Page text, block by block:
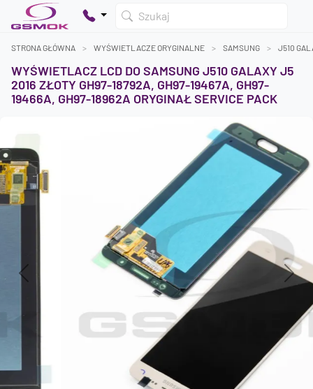
Szukaj
Twój koszyk jest pusty
0 zł
0 zł
STRONA GŁÓWNA WYŚWIETLACZE ORYGINALNE SAMSUNG J510
WYŚWIETLACZ LCD DO SAMSUNG J510 GALAXY J5
2016 ZŁOTY GH97-18792A, GH97-19467A, GH97-
19466A, GH97-18962A ORYGINAŁ SERVICE PACK
Previous Next